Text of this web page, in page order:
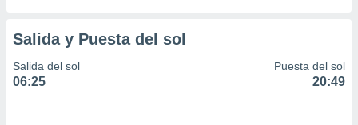
Salida y Puesta del sol
Salida del sol
06:25
Puesta del sol
20:49